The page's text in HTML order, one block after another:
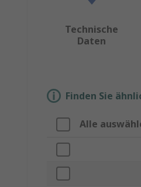
Technische
Daten
Finden Sie
Alle